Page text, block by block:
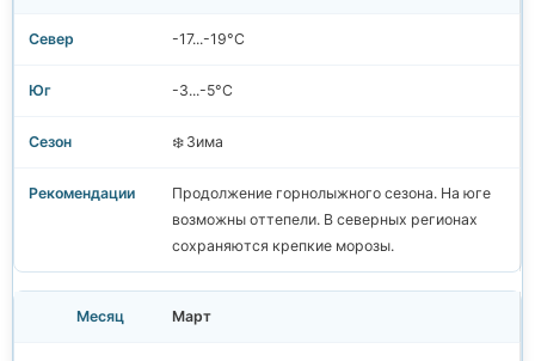
-17...-19°C
-3...-5°C
❄️ Зима
Продолжение горнолыжного сезона. На юге
возможны оттепели. В северных регионах
сохраняются крепкие морозы.
Март